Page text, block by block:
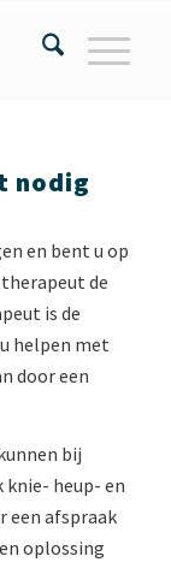
nodig
en bent u op
de
is de
helpen met
door een
bij
heup- en
een afspraak
oplossing